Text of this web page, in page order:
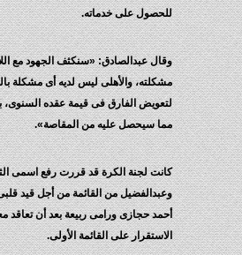
للحصول على خدماته.
وقال عبدالصادق: «سنكثف الجهود مع
مشكلته، والأهلى ليس لديه أى مشكلة
لتعويض الفارق فى قيمة عقده السنوى،
مما سيحصل عليه من المقاصة».
كانت لجنة الكرة قد قررت رفع اسمى
وعبدالفضيل من القائمة من أجل قيد
أحمد حجازى ورامى ربيعة بعد أن تعاقد
الاستقرار على القائمة الأولى.